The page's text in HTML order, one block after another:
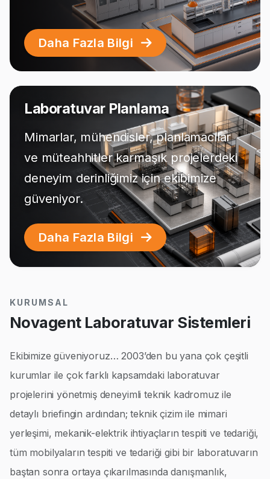
Daha Fazla Bilgi
Laboratuvar Planlama
Mimarlar, mühendisler, planlamacılar
ve müteahhitler karmaşık projelerdeki
deneyim derinliğimiz için ekibimize
güveniyor.
Daha Fazla Bilgi
KURUMSAL
Novagent Laboratuvar Sistemleri
Ekibimize güveniyoruz… 2003’den bu yana çok çeşitli
kurumlar ile çok farklı kapsamdaki laboratuvar
projelerini yönetmiş deneyimli teknik kadromuz ile
detaylı briefingin ardından; teknik çizim ile mimari
yerleşimi, mekanik-elektrik ihtiyaçların tespiti ve tedariği,
tüm mobilyaların tespiti ve tedariği gibi bir laboratuvarın
baştan sonra ortaya çıkarılmasında danışmanlık,